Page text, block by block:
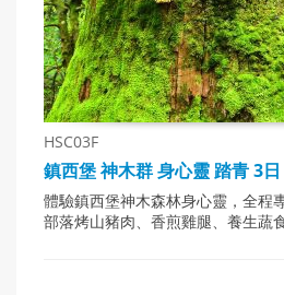
HSC03F
鎮西堡 神木群 身心靈 踏青 3日
體驗鎮西堡神木森林身心靈，全程
部落烤山豬肉、香煎雞腿、養生蔬